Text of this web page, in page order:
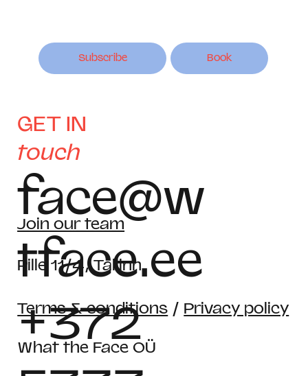
Pille 11/4, Tallinn
What the Face OÜ
Terms & conditions / Privacy policy
Join our team
Subscribe Book
GET IN
touch
face@w
tface.ee
+372